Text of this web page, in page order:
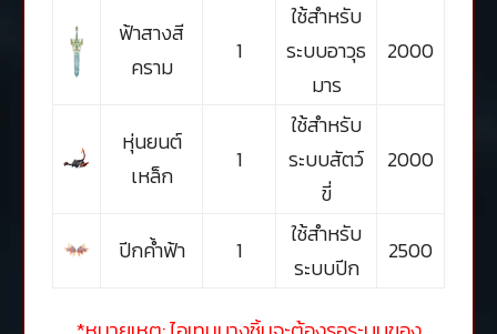
ฟ้าสางสี
คราม
1
ใช้สำหรับ
ระบบอาวุธ
มาร
2000
หุ่นยนต์
เหล็ก
1
ใช้สำหรับ
ระบบสัตว์
ขี่
2000
ปีกค้ำฟ้า 1
ใช้สำหรับ
ระบบปีก
2500